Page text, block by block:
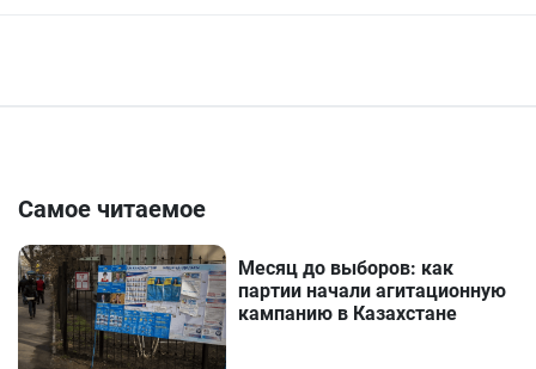
Самое читаемое
Месяц до выборов: как
партии начали агитационную
кампанию в Казахстане